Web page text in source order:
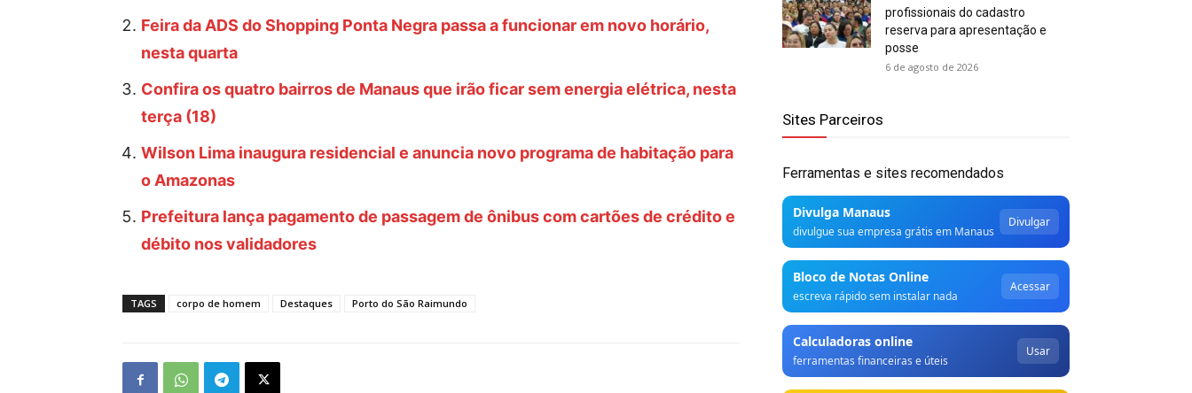
Feira da ADS do Shopping Ponta Negra passa a funcionar em novo horário,
nesta quarta
Confira os quatro bairros de Manaus que irão ficar sem energia elétrica, nesta
terça (18)
Wilson Lima inaugura residencial e anuncia novo programa de habitação para
o Amazonas
Prefeitura lança pagamento de passagem de ônibus com cartões de crédito e
débito nos validadores
TAGS corpo de homem Destaques Porto do São Raimundo
profissionais do cadastro
reserva para apresentação e
posse
6 de agosto de 2026
Sites Parceiros
Ferramentas e sites recomendados
Divulga Manaus
divulgue sua empresa grátis em Manaus
Divulgar
Bloco de Notas Online
escreva rápido sem instalar nada
Acessar
Calculadoras online
ferramentas financeiras e úteis
Usar